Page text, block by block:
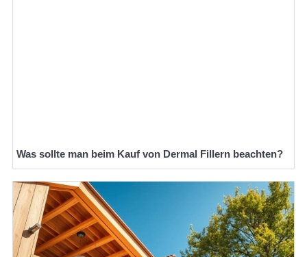
Was sollte man beim Kauf von Dermal Fillern beachten?